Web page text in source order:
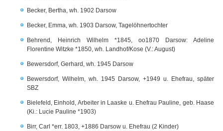
Becker, Bertha, wh. 1902 Darsow
Becker, Emma, wh. 1903 Darsow, Tagelöhnertochter
Behrend, Heinrich Wilhelm *1845, oo1870 Darsow: Adeline
Florentine Witzke *1850, wh. Landhof/Kose (V.: August)
Bewersdorf, Gerhard, wh. 1945 Darsow
Bewersdorf, Wilhelm, wh. 1945 Darsow, +1949 u. Ehefrau, später
SBZ
Bielefeld, Einhold, Arbeiter in Laaske u. Ehefrau Pauline, geb. Haase
(Ki.: Lucie Pauline *1903)
Birr, Carl *err. 1803, +1886 Darsow u. Ehefrau (2 Kinder)